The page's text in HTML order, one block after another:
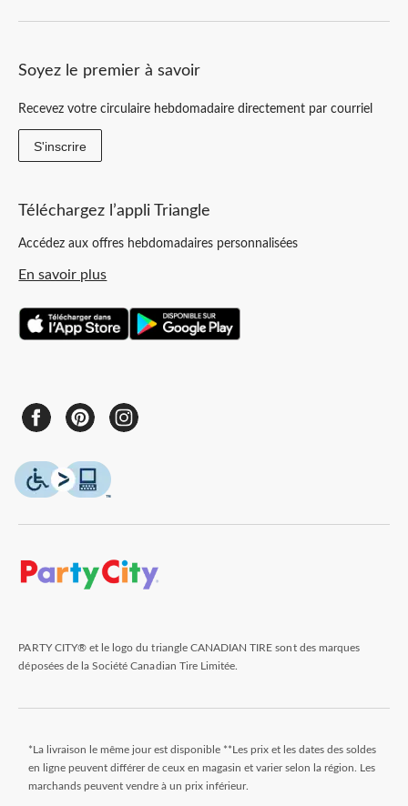
Soyez le premier à savoir
Recevez votre circulaire hebdomadaire directement par courriel
S'inscrire
Téléchargez l’appli Triangle
Accédez aux offres hebdomadaires personnalisées
En savoir plus
PARTY CITY® et le logo du triangle CANADIAN TIRE sont des marques
déposées de la Société Canadian Tire Limitée.
*La livraison le même jour est disponible **Les prix et les dates des soldes
en ligne peuvent différer de ceux en magasin et varier selon la région. Les
marchands peuvent vendre à un prix inférieur.